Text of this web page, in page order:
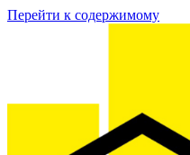
Перейти к содержимому